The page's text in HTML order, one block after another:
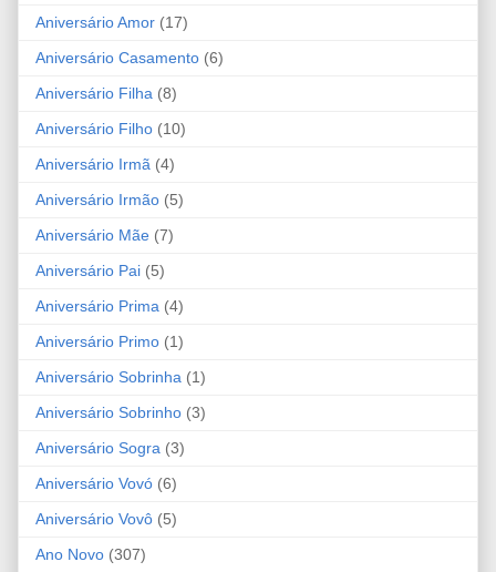
Aniversário Amor (17)
Aniversário Casamento (6)
Aniversário Filha (8)
Aniversário Filho (10)
Aniversário Irmã (4)
Aniversário Irmão (5)
Aniversário Mãe (7)
Aniversário Pai (5)
Aniversário Prima (4)
Aniversário Primo (1)
Aniversário Sobrinha (1)
Aniversário Sobrinho (3)
Aniversário Sogra (3)
Aniversário Vovó (6)
Aniversário Vovô (5)
Ano Novo (307)